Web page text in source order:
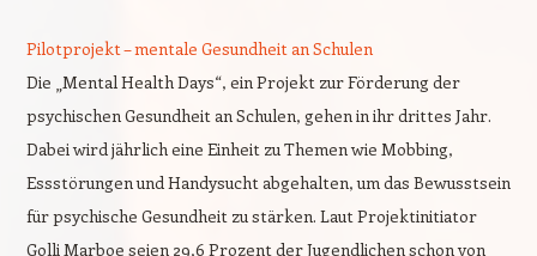
Pilotprojekt – mentale Gesundheit an Schulen
Die „Mental Health Days“, ein Projekt zur Förderung der
psychischen Gesundheit an Schulen, gehen in ihr drittes Jahr.
Dabei wird jährlich eine Einheit zu Themen wie Mobbing,
Essstörungen und Handysucht abgehalten, um das Bewusstsein
für psychische Gesundheit zu stärken. Laut Projektinitiator
Golli Marboe seien 29,6 Prozent der Jugendlichen schon von